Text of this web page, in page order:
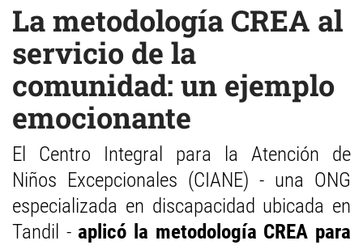
La metodología CREA al
servicio de la
comunidad: un ejemplo
emocionante
El Centro Integral para la Atención de
Niños Excepcionales (CIANE) - una ONG
especializada en discapacidad ubicada en
Tandil -aplicó la metodología CREA para